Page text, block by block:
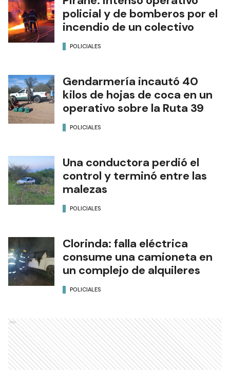
policial y de bomberos por el
incendio de un colectivo
POLICIALES
Gendarmería incautó 40
kilos de hojas de coca en un
operativo sobre la Ruta 39
POLICIALES
Una conductora perdió el
control y terminó entre las
malezas
POLICIALES
Clorinda: falla eléctrica
consume una camioneta en
un complejo de alquileres
POLICIALES
Ads